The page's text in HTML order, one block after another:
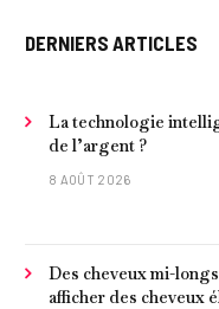
DERNIERS ARTICLES
La technologie
de l’argent ?
8 AOÛT 2026
Des cheveux mi-
afficher des cheveux